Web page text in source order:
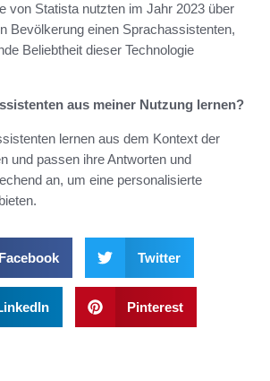
von Statista nutzten im Jahr 2023 über
Bevölkerung einen Sprachassistenten,
Beliebtheit dieser Technologie
aus meiner Nutzung lernen?
lernen aus dem Kontext der
und passen ihre Antworten und
an, um eine personalisierte
Facebook Twitter
Pinterest